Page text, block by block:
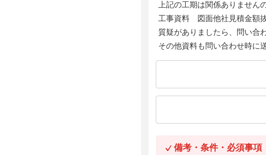
上記の工期は関係ありません
工事資料 図面他社見積金額
質疑がありましたら、問い合
その他資料も問い合わせ時に
備考・条件・必須事項